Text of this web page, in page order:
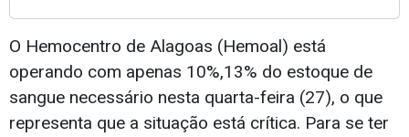
O Hemocentro de Alagoas (Hemoal) está
operando com apenas 10%,13% do estoque de
sangue necessário nesta quarta-feira (27), o que
representa que a situação está crítica. Para se ter